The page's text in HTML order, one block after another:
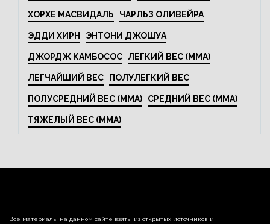
ХОРХЕ МАСВИДАЛЬ ЧАРЛЬЗ ОЛИВЕЙРА
ЭДДИ ХИРН ЭНТОНИ ДЖОШУА
ДЖОРДЖ КАМБОСОС ЛЕГКИЙ ВЕС (MMA)
ЛЕГЧАЙШИЙ ВЕС ПОЛУЛЕГКИЙ ВЕС
ПОЛУСРЕДНИЙ ВЕС (MMA) СРЕДНИЙ ВЕС (MMA)
ТЯЖЕЛЫЙ ВЕС (MMA)
Все материалы на данном сайте взяты из открытых источников и